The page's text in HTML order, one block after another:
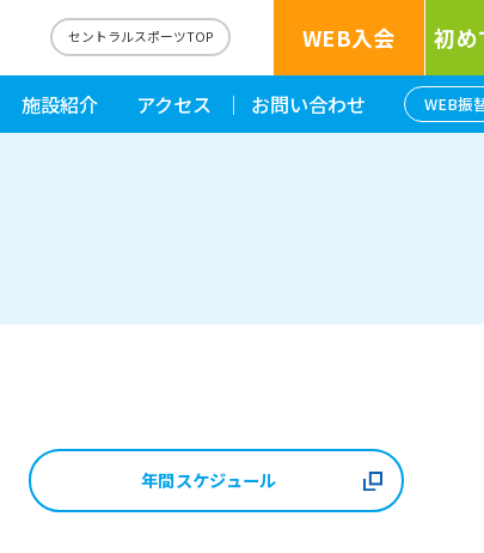
セントラルスポーツTOP WEB入会 初
施設紹介 アクセス お問い合わせ WEB振
年間スケジュール